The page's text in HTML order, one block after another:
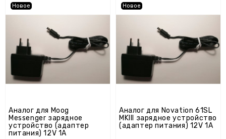
Новое
Аналог для Moog
Messenger зарядное
устройство (адаптер
питания) 12V 1A
Новое
Аналог для Novation 61SL
MKIII зарядное устройство
(адаптер питания) 12V 1A